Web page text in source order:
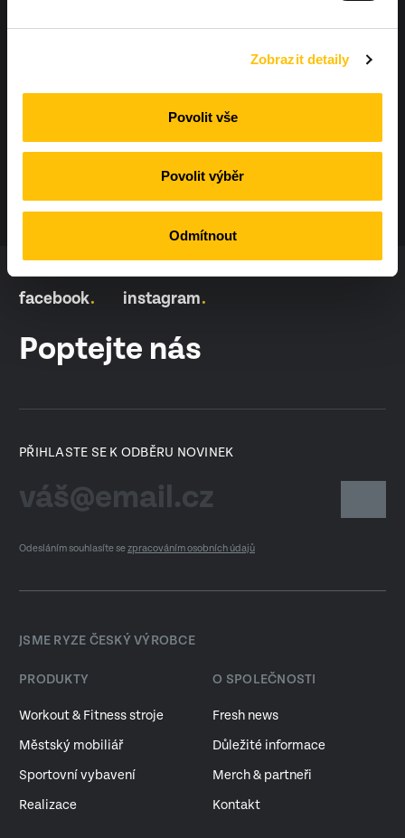
Zobrazit detaily
Povolit vše
Povolit výběr
Odmítnout
info@workoutland.cz
facebook instagram
Poptejte nás
PŘIHLASTE SE K ODBĚRU NOVINEK
Odesláním souhlasíte sezpracováním osobních údajů
JSME RYZE ČESKÝ VÝROBCE
PRODUKTY
Workout & Fitness stroje
Městský mobiliář
Sportovní vybavení
Realizace
O SPOLEČNOSTI
Fresh news
Důležité informace
Merch & partneři
Kontakt